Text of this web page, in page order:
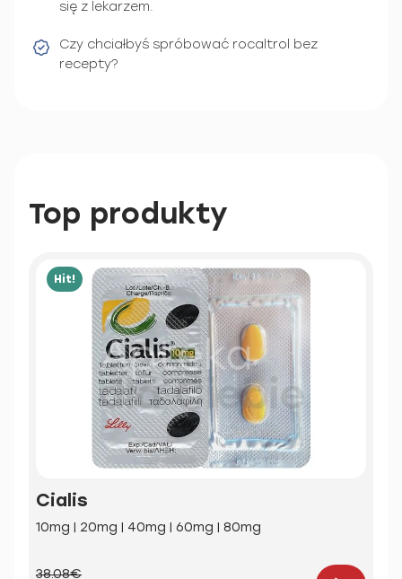
się z lekarzem.
Czy chciałbyś spróbować rocaltrol bez
recepty?
Top produkty
Hit!
Cialis
10mg | 20mg | 40mg | 60mg | 80mg
38.08€